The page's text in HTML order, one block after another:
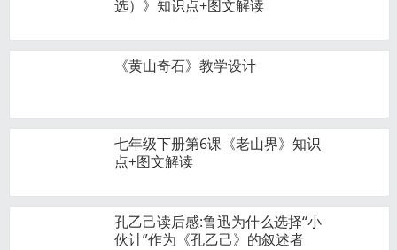
选）》知识点+图文解读
《黄山奇石》教学设计
七年级下册第6课《老山界》知识
点+图文解读
孔乙己读后感:鲁迅为什么选择“小
伙计”作为《孔乙己》的叙述者